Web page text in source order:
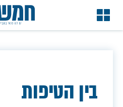
בין הטיפות